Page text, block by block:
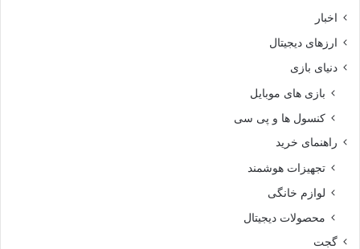
اخبار
ارزهای دیجیتال
دنیای بازی
بازی های موبایل
کنسول ها و پی سی
راهنمای خرید
تجهیزات هوشمند
لوازم خانگی
محصولات دیجیتال
گجت